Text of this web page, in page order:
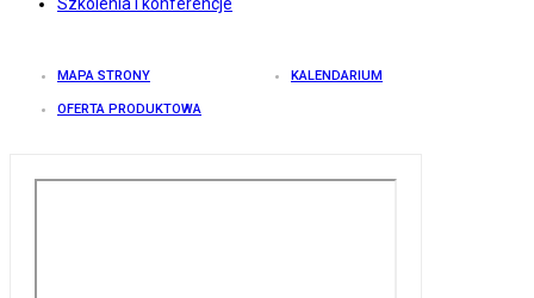
MAPA STRONY KALENDARIUM
OFERTA PRODUKTOWA